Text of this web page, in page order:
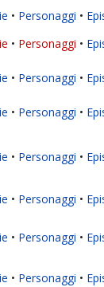
Personaggi
Personaggi
Personaggi
Personaggi
Personaggi
Personaggi
Personaggi
Personaggi